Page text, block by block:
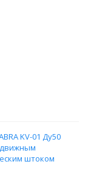
KV-01 Ду50
штоком
ключ, без